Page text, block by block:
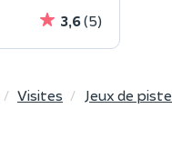
3,6(5)
Visites Jeux de piste